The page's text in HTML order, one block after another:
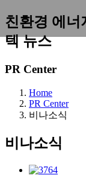
친환경 에너
텍 뉴스
PR Center
Home
PR Center
비나소식
비나소식